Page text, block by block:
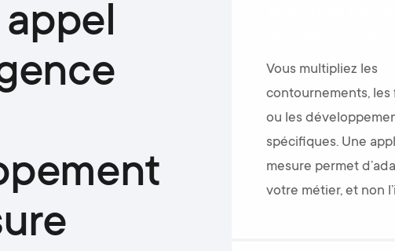
Vous multipliez les
contournements, les
ou les
spécifiques. Une
mesure permet
votre métier, et non